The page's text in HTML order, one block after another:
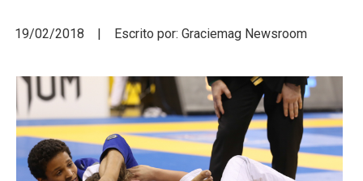
19/02/2018 | Escrito por: Graciemag Newsroom